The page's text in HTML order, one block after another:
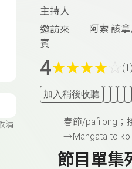
清
主持人
邀訪來
賓
阿索‧該
4★★★★ (1)
加入稍後收聽
春節/pafilong ；
→Mangata to
節目單集